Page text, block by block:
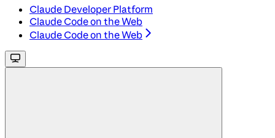
Claude Developer Platform
Claude Code on the Web
Claude Code on the Web